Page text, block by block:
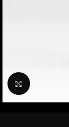
Nagyítás